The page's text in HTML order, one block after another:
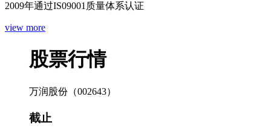
2009年通过IS09001质量体系认证
view more
股票行情
万润股份（002643）
截止